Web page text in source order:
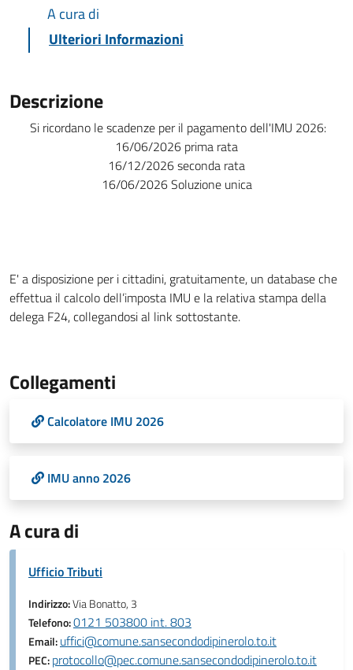
A cura di
Ulteriori Informazioni
Descrizione
Si ricordano le scadenze per il pagamento dell'IMU 2026:
16/06/2026 prima rata
16/12/2026 seconda rata
16/06/2026 Soluzione unica
E' a disposizione per i cittadini, gratuitamente, un database che
effettua il calcolo dell’imposta IMU e la relativa stampa della
delega F24, collegandosi al link sottostante.
Collegamenti
Calcolatore IMU 2026
IMU anno 2026
A cura di
Ufficio Tributi
Indirizzo:Via Bonatto, 3
Telefono:0121 503800 int. 803
Email:uffici@comune.sansecondodipinerolo.to.it
PEC:protocollo@pec.comune.sansecondodipinerolo.to.it